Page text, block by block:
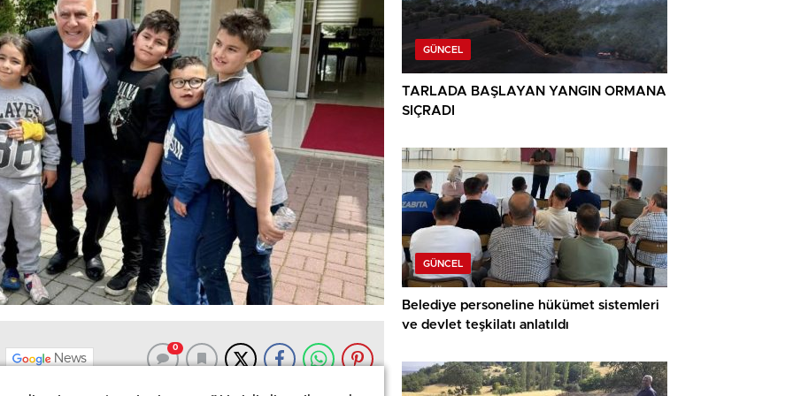
News
0
GÜNCEL
TARLADA BAŞLAYAN YANGIN ORMANA
SIÇRADI
GÜNCEL
Belediye personeline hükümet sistemleri
ve devlet teşkilatı anlatıldı